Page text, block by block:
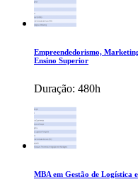
Empreendedorismo,
Ensino Superior
Duração: 480h
MBA em Gestão de Logística